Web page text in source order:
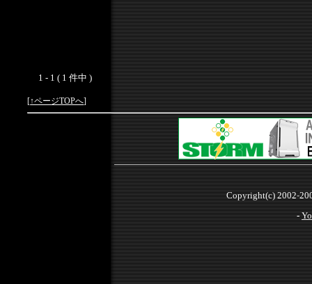
1 - 1 ( 1 件中 )
[↑ページTOPへ]
Copyright(c) 2002-
-